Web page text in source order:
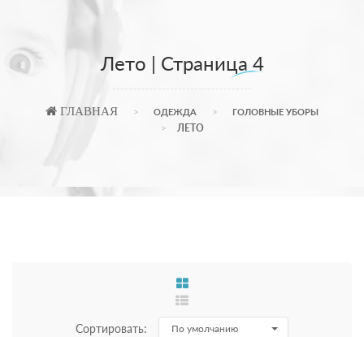
Лето | Страница 4
ГЛАВНАЯ ОДЕЖДА ГОЛОВНЫЕ УБОРЫ
ЛЕТО
Сортировать: По умолчанию